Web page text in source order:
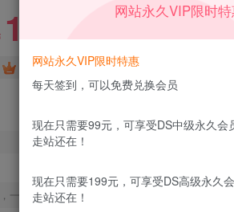
1.99 ￥199
DS中级会员免费 DS高级会员
您当前
经出售不予退款，购买如有疑问请及时联系站
网站永久VIP限时
网站永久VIP限时特惠
每天签到，可以免费兑换会员
现在只需要99元，可享受DS中级永久会
走站还在！
现在只需要199元，可享受DS高级永久
走站还在！